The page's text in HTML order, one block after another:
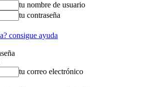
tu nombre de usuario
tu contraseña
consigue ayuda
tu correo electrónico